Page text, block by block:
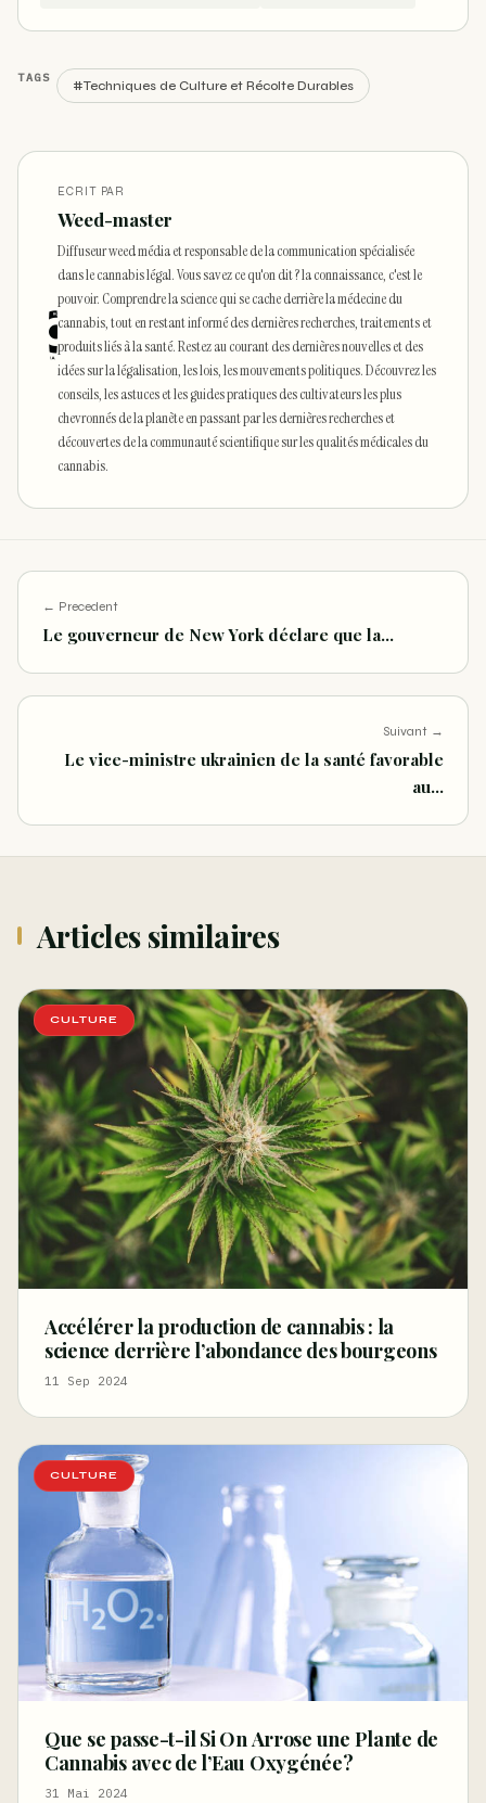
TAGS
#Techniques de Culture et Récolte Durables
ECRIT PAR
Weed-master
Diffuseur weed média et responsable de la communication spécialisée
dans le cannabis légal. Vous savez ce qu'on dit ? la connaissance, c'est le
pouvoir. Comprendre la science qui se cache derrière la médecine du
cannabis, tout en restant informé des dernières recherches, traitements et
produits liés à la santé. Restez au courant des dernières nouvelles et des
idées sur la légalisation, les lois, les mouvements politiques. Découvrez les
conseils, les astuces et les guides pratiques des cultivateurs les plus
chevronnés de la planète en passant par les dernières recherches et
découvertes de la communauté scientifique sur les qualités médicales du
cannabis.
← Precedent
Le gouverneur de New York déclare que la…
Suivant →
Le vice-ministre ukrainien de la santé favorable
au…
Articles similaires
CULTURE
Accélérer la production de cannabis : la
science derrière l’abondance des bourgeons
11 Sep 2024
CULTURE
Que se passe-t-il Si On Arrose une Plante de
Cannabis avec de l’Eau Oxygénée?
31 Mai 2024